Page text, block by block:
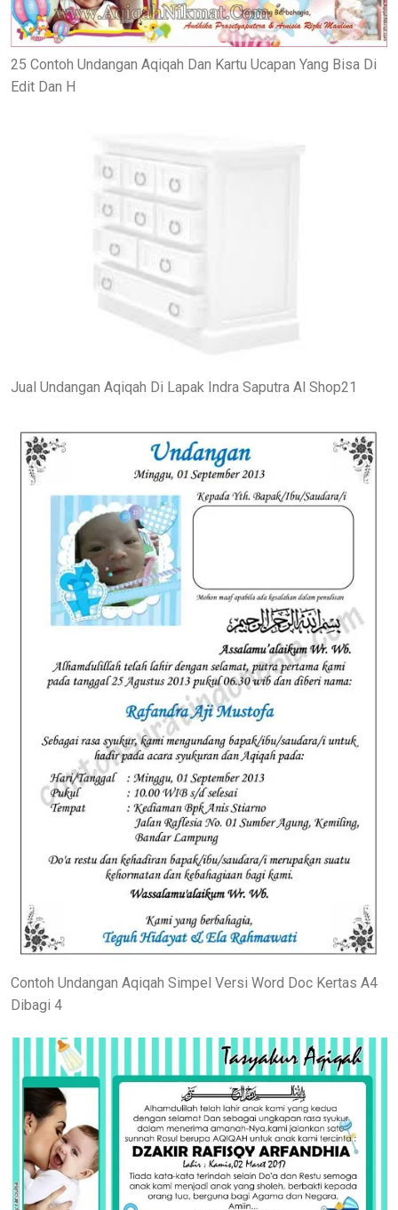
25 Contoh Undangan Aqiqah Dan Kartu Ucapan Yang Bisa Di
Edit Dan H
Jual Undangan Aqiqah Di Lapak Indra Saputra Al Shop21
Contoh Undangan Aqiqah Simpel Versi Word Doc Kertas A4
Dibagi 4